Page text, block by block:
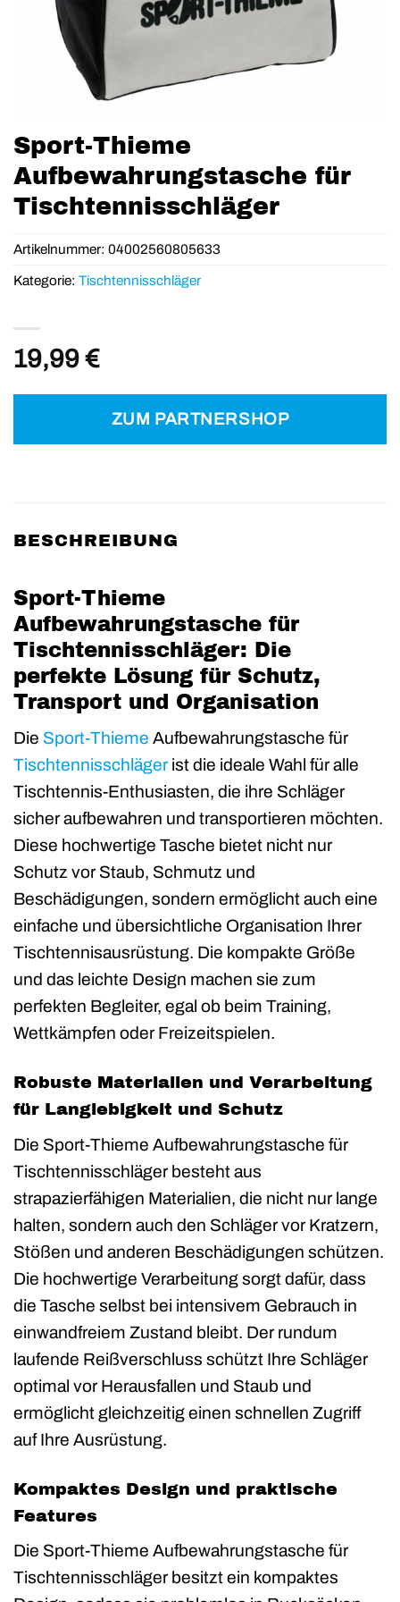
Sport-Thieme
Aufbewahrungstasche für
Tischtennisschläger
19,99€
ZUM PARTNERSHOP
Artikelnummer: 04002560805633
Kategorie: Tischtennisschläger
BESCHREIBUNG
Sport-Thieme
Aufbewahrungstasche für
Tischtennisschläger: Die
perfekte Lösung für Schutz,
Transport und Organisation
Die Sport-Thieme Aufbewahrungstasche für
Tischtennisschlägerist die ideale Wahl für alle
Tischtennis-Enthusiasten, die ihre Schläger
sicher aufbewahren und transportieren möchten.
Diese hochwertige Tasche bietet nicht nur
Schutz vor Staub, Schmutz und
Beschädigungen, sondern ermöglicht auch eine
einfache und übersichtliche Organisation Ihrer
Tischtennisausrüstung. Die kompakte Größe
und das leichte Design machen sie zum
perfekten Begleiter, egal ob beim Training,
Wettkämpfen oder Freizeitspielen.
Robuste Materialien und Verarbeitung
für Langlebigkeit und Schutz
Die Sport-Thieme Aufbewahrungstasche für
Tischtennisschläger besteht aus
strapazierfähigen Materialien, die nicht nur lange
halten, sondern auch den Schläger vor Kratzern,
Stößen und anderen Beschädigungen schützen.
Die hochwertige Verarbeitung sorgt dafür, dass
die Tasche selbst bei intensivem Gebrauch in
einwandfreiem Zustand bleibt. Der rundum
laufende Reißverschluss schützt Ihre Schläger
optimal vor Herausfallen und Staub und
ermöglicht gleichzeitig einen schnellen Zugriff
auf Ihre Ausrüstung.
Kompaktes Design und praktische
Features
Die Sport-Thieme Aufbewahrungstasche für
Tischtennisschläger besitzt ein kompaktes